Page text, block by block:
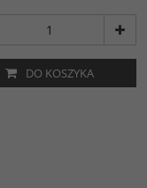
DO KOSZYKA